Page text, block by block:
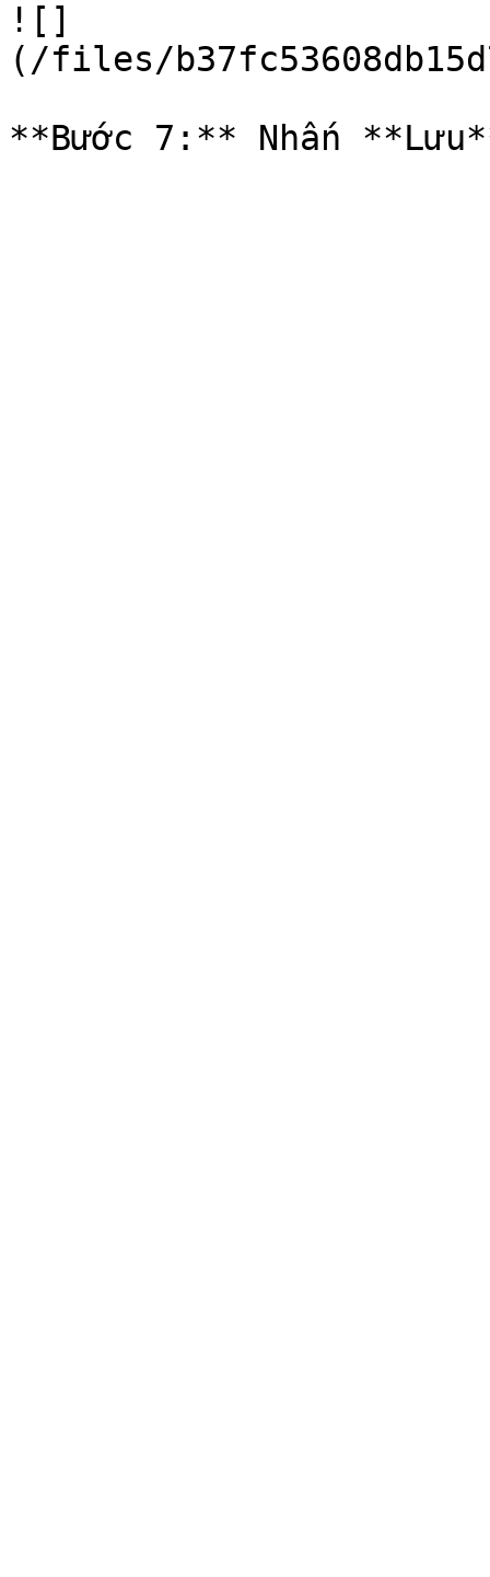
![]
(/files/